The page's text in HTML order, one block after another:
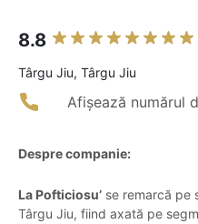
8.8
Târgu Jiu, Târgu Jiu
Afișează numărul
Despre companie:
La Pofticiosu’ se remarcă pe
Târgu Jiu, fiind axată pe